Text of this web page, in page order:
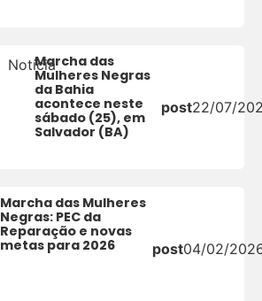
NotíciaMarcha das
Mulheres Negras
da Bahia
acontece neste
sábado (25), em
Salvador (BA)
post22/07/
Marcha das Mulheres
Negras: PEC da
Reparação e novas
metas para 2026
post04/02/